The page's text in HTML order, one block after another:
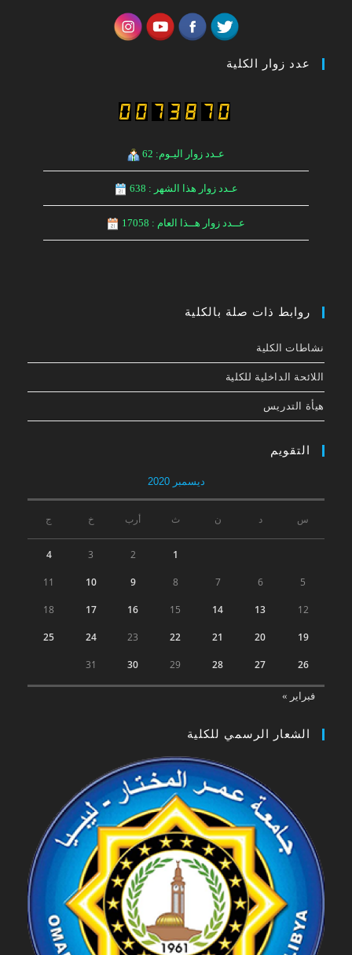
عدد زوار الكلية
عـدد زوار اليـوم: 62
عـدد زوار هذا الشهر : 638
عــدد زوار هــذا العام : 17058
روابط ذات صلة بالكلية
نشاطات الكلية
اللائحة الداخلیة للكلیة
هيأة التدريس
التقويم
ديسمبر 2020
س د ن ث أرب خ ج
1
2
3
4
5
6
7
8
9
10
11
12
13
14
15
16
17
18
19
20
21
22
23
24
25
26
27
28
29
30
31
فبراير »
الشعار الرسمي للكلية